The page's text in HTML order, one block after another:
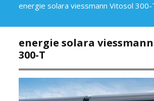
energie solara viessmann Vitosol 300-
energie solara
300-T